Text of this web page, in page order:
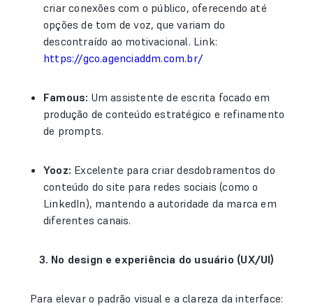
criar conexões com o público, oferecendo até
opções de tom de voz, que variam do
descontraído ao motivacional. Link:
https://gco.agenciaddm.com.br/
Famous: Um assistente de escrita focado em
produção de conteúdo estratégico e refinamento
de prompts.
Yooz: Excelente para criar desdobramentos do
conteúdo do site para redes sociais (como o
LinkedIn), mantendo a autoridade da marca em
diferentes canais.
3. No design e experiência do usuário (UX/UI)
Para elevar o padrão visual e a clareza da interface: